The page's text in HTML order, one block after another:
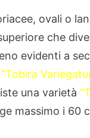
ovali o
che
evidenti a
“Tobira
una varietà
massimo i 60